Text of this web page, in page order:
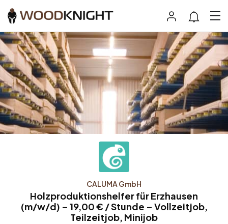
CALUMA GmbH
Holzproduktionshelfer für Erzhausen
(m/w/d) – 19,00 € / Stunde – Vollzeitjob,
Teilzeitjob, Minijob